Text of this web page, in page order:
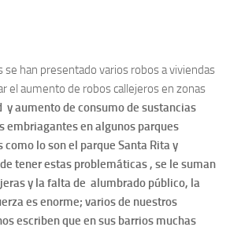
se han presentado varios robos a viviendas
el aumento de robos callejeros en zonas
y aumento de consumo de sustancias
embriagantes en algunos parques
lo son el parque Santa Rita y
tener estas problemáticas , se le suman
y la falta de alumbrado público, la
es enorme; varios de nuestros
escriben que en sus barrios muchas